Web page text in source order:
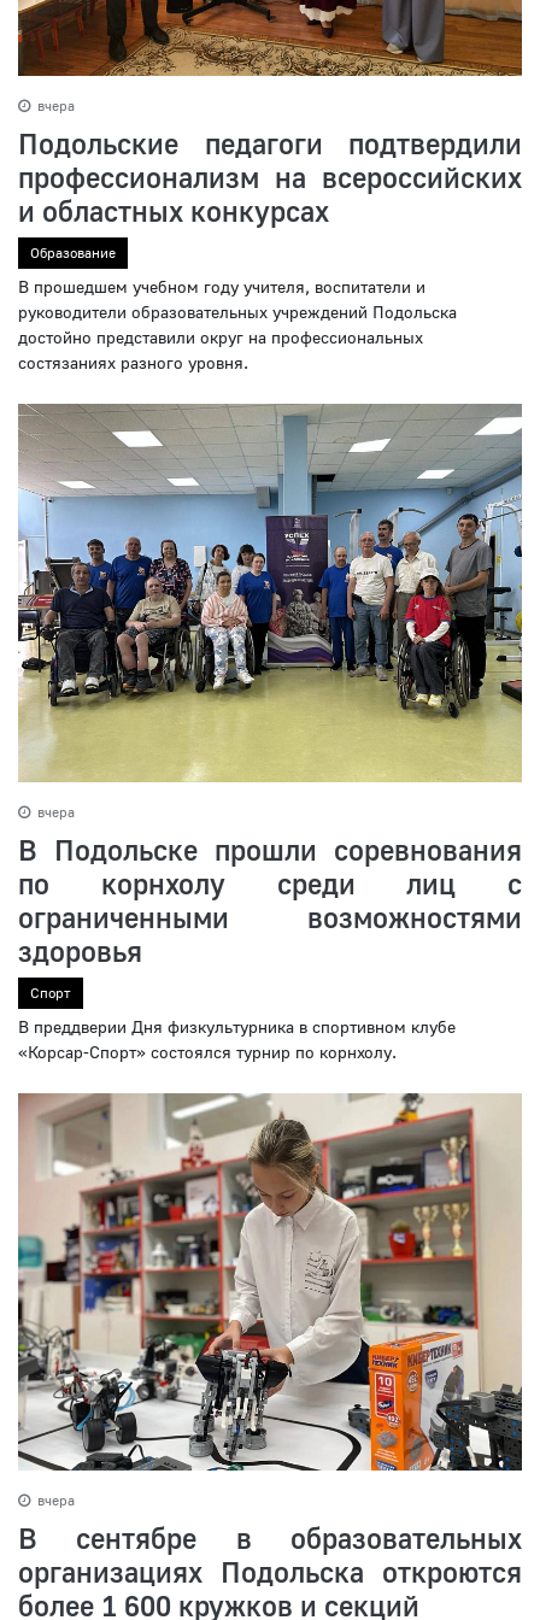
вчера
Подольские педагоги подтвердили
профессионализм на всероссийских
и областных конкурсах
Образование
В прошедшем учебном году учителя, воспитатели и
руководители образовательных учреждений Подольска
достойно представили округ на профессиональных
состязаниях разного уровня.
вчера
В Подольске прошли соревнования
по корнхолу среди лиц с
ограниченными возможностями
здоровья
Спорт
В преддверии Дня физкультурника в спортивном клубе
«Корсар-Спорт» состоялся турнир по корнхолу.
вчера
В сентябре в образовательных
организациях Подольска откроются
более 1 600 кружков и секций